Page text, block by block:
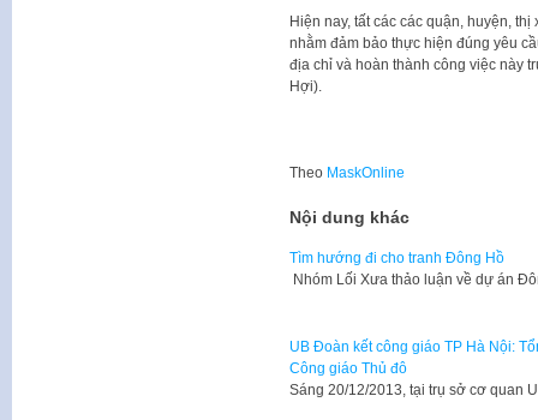
Hiện nay, tất các các quận, huyện,
nhằm đảm bảo thực hiện đúng yêu
địa chỉ và hoàn thành công việc này
Hợi).
Theo MaskOnline
Nội dung khác
Tìm hướng đi cho tranh Đông Hồ
Nhóm Lối Xưa thảo luận về dự án
UB Đoàn kết công giáo TP Hà Nội:
Công giáo Thủ đô
​Sáng 20/12/2013, tại trụ sở cơ quan